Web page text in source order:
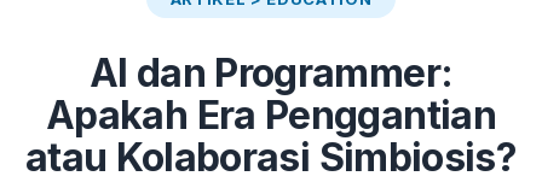
AI dan Programmer:
Apakah Era Penggantian
atau Kolaborasi Simbiosis?